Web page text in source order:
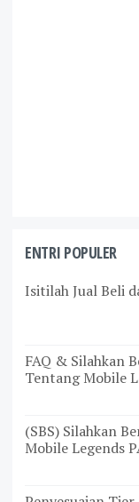
ENTRI POPULER
Isitilah Jual Beli
FAQ & Silahkan
Tentang Mobile
(SBS) Silahkan
Mobile Legends